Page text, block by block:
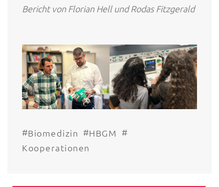
Bericht von Florian Hell und Rodas Fitzgerald
#Biomedizin #HBGM #
Kooperationen